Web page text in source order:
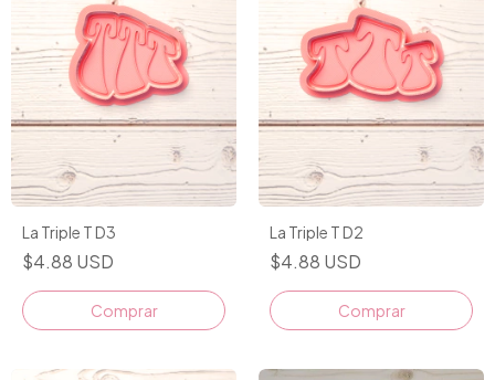
La Triple T D3
$4.88 USD
Comprar
La Triple T D2
$4.88 USD
Comprar